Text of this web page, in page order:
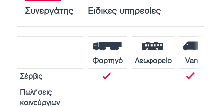
Συνεργάτης Ειδικές υπηρεσίες
Φορτηγό Λεωφορείο
Van
Σέρβις
Πωλήσεις
καινούργιων